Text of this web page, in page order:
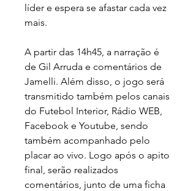
líder e espera se afastar cada vez
mais.
A partir das 14h45, a narração é
de Gil Arruda e comentários de
Jamelli. Além disso, o jogo será
transmitido também pelos canais
do Futebol Interior, Rádio WEB,
Facebook e Youtube, sendo
também acompanhado pelo
placar ao vivo. Logo após o apito
final, serão realizados
comentários, junto de uma ficha